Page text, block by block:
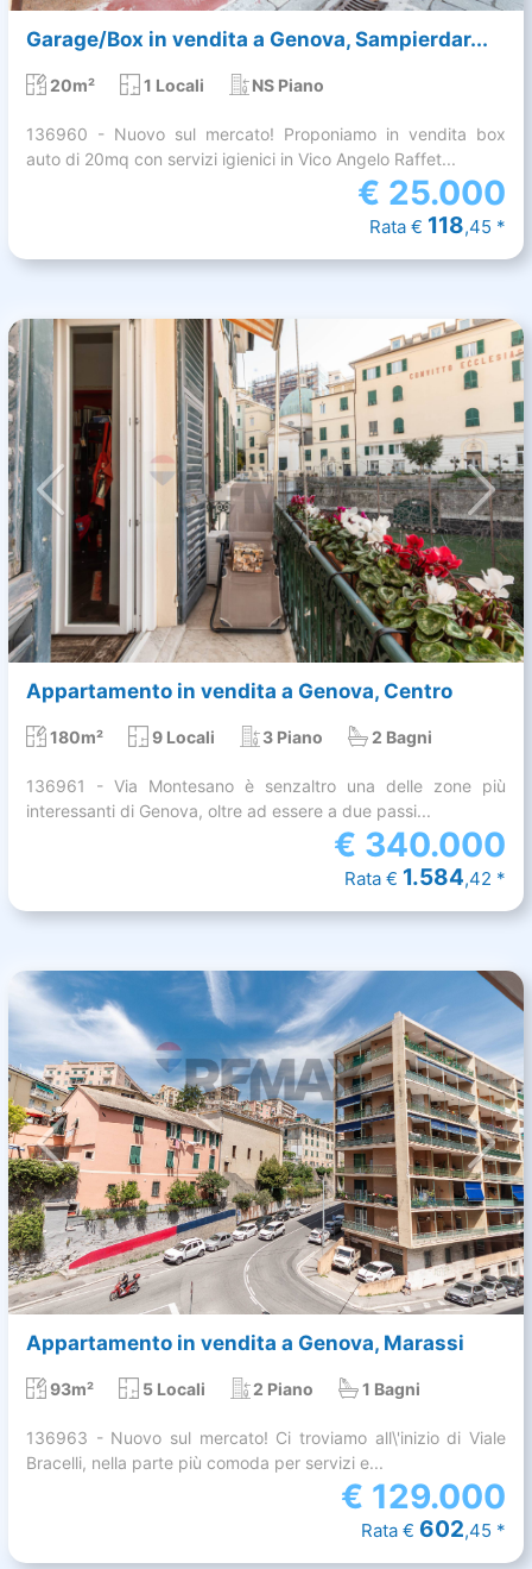
Garage/Box in vendita a Genova, Sampierdar...
20m² 1 Locali NS Piano
136960 - Nuovo sul mercato! Proponiamo in vendita box
auto di 20mq con servizi igienici in Vico Angelo Raffet...
€ 25.000
Rata € 118,45 *
Appartamento in vendita a Genova, Centro
180m² 9 Locali 3 Piano 2 Bagni
136961 - Via Montesano è senzaltro una delle zone più
interessanti di Genova, oltre ad essere a due passi...
€ 340.000
Rata € 1.584,42 *
Appartamento in vendita a Genova, Marassi
93m² 5 Locali 2 Piano 1 Bagni
136963 - Nuovo sul mercato! Ci troviamo all\'inizio di Viale
Bracelli, nella parte più comoda per servizi e...
€ 129.000
Rata € 602,45 *